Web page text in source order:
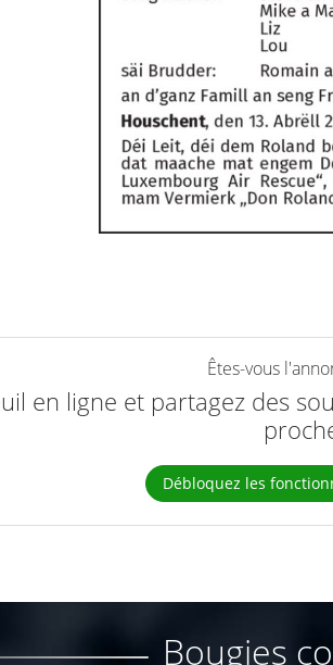
Êtes-vous
en ligne et partagez des
Débloquez les
Bougies